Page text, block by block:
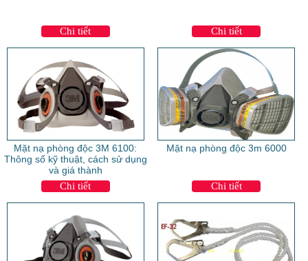
Chi tiết Chi tiết
Mặt nạ phòng độc 3M 6100:
Thông số kỹ thuật, cách sử dụng
và giá thành
Chi tiết
Mặt nạ phòng độc 3m 6000
Chi tiết